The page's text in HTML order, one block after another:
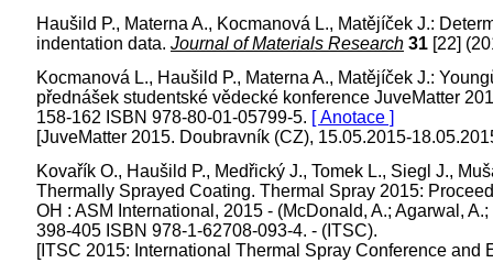
Haušild P., Materna A., Kocmanová L., Matějíček J.:
indentation data. Journal of Materials Research 31 [22]
Kocmanová L., Haušild P., Materna A., Matějíček J.:
přednášek studentské vědecké konference JuveMatter
158-162 ISBN 978-80-01-05799-5. [ Anotace ]
[JuveMatter 2015. Doubravník (CZ), 15.05.2015-
Kovařík O., Haušild P., Medřický J., Tomek L., Siegl J.,
Thermally Sprayed Coating. Thermal Spray 2015:
OH : ASM International, 2015 - (McDonald, A.; Agarwal,
398-405 ISBN 978-1-62708-093-4. - (ITSC).
[ITSC 2015: International Thermal Spray Conference